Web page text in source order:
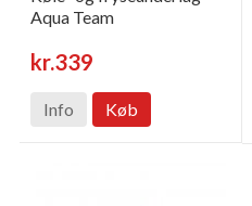
Aqua Team
kr.339
Info Køb